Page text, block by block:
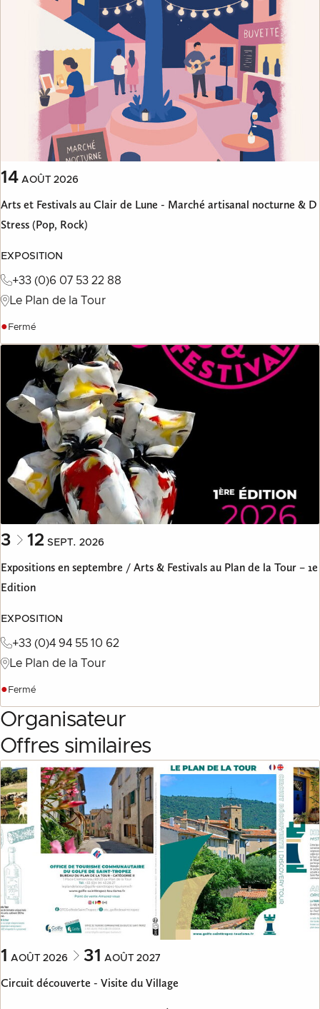
3 12 SEPT. 2026
Expositions en septembre / Arts & Festivals au Plan de la Tour – 1e
Edition
EXPOSITION
+33 (0)4 94 55 10 62
Le Plan de la Tour
● Fermé
14 AOÛT 2026
Arts et Festivals au Clair de Lune - Marché artisanal nocturne & D
Stress (Pop, Rock)
EXPOSITION
+33 (0)6 07 53 22 88
Le Plan de la Tour
● Fermé
Organisateur
Offres similaires
1 AOÛT 2026 31 AOÛT 2027
Circuit découverte - Visite du Village